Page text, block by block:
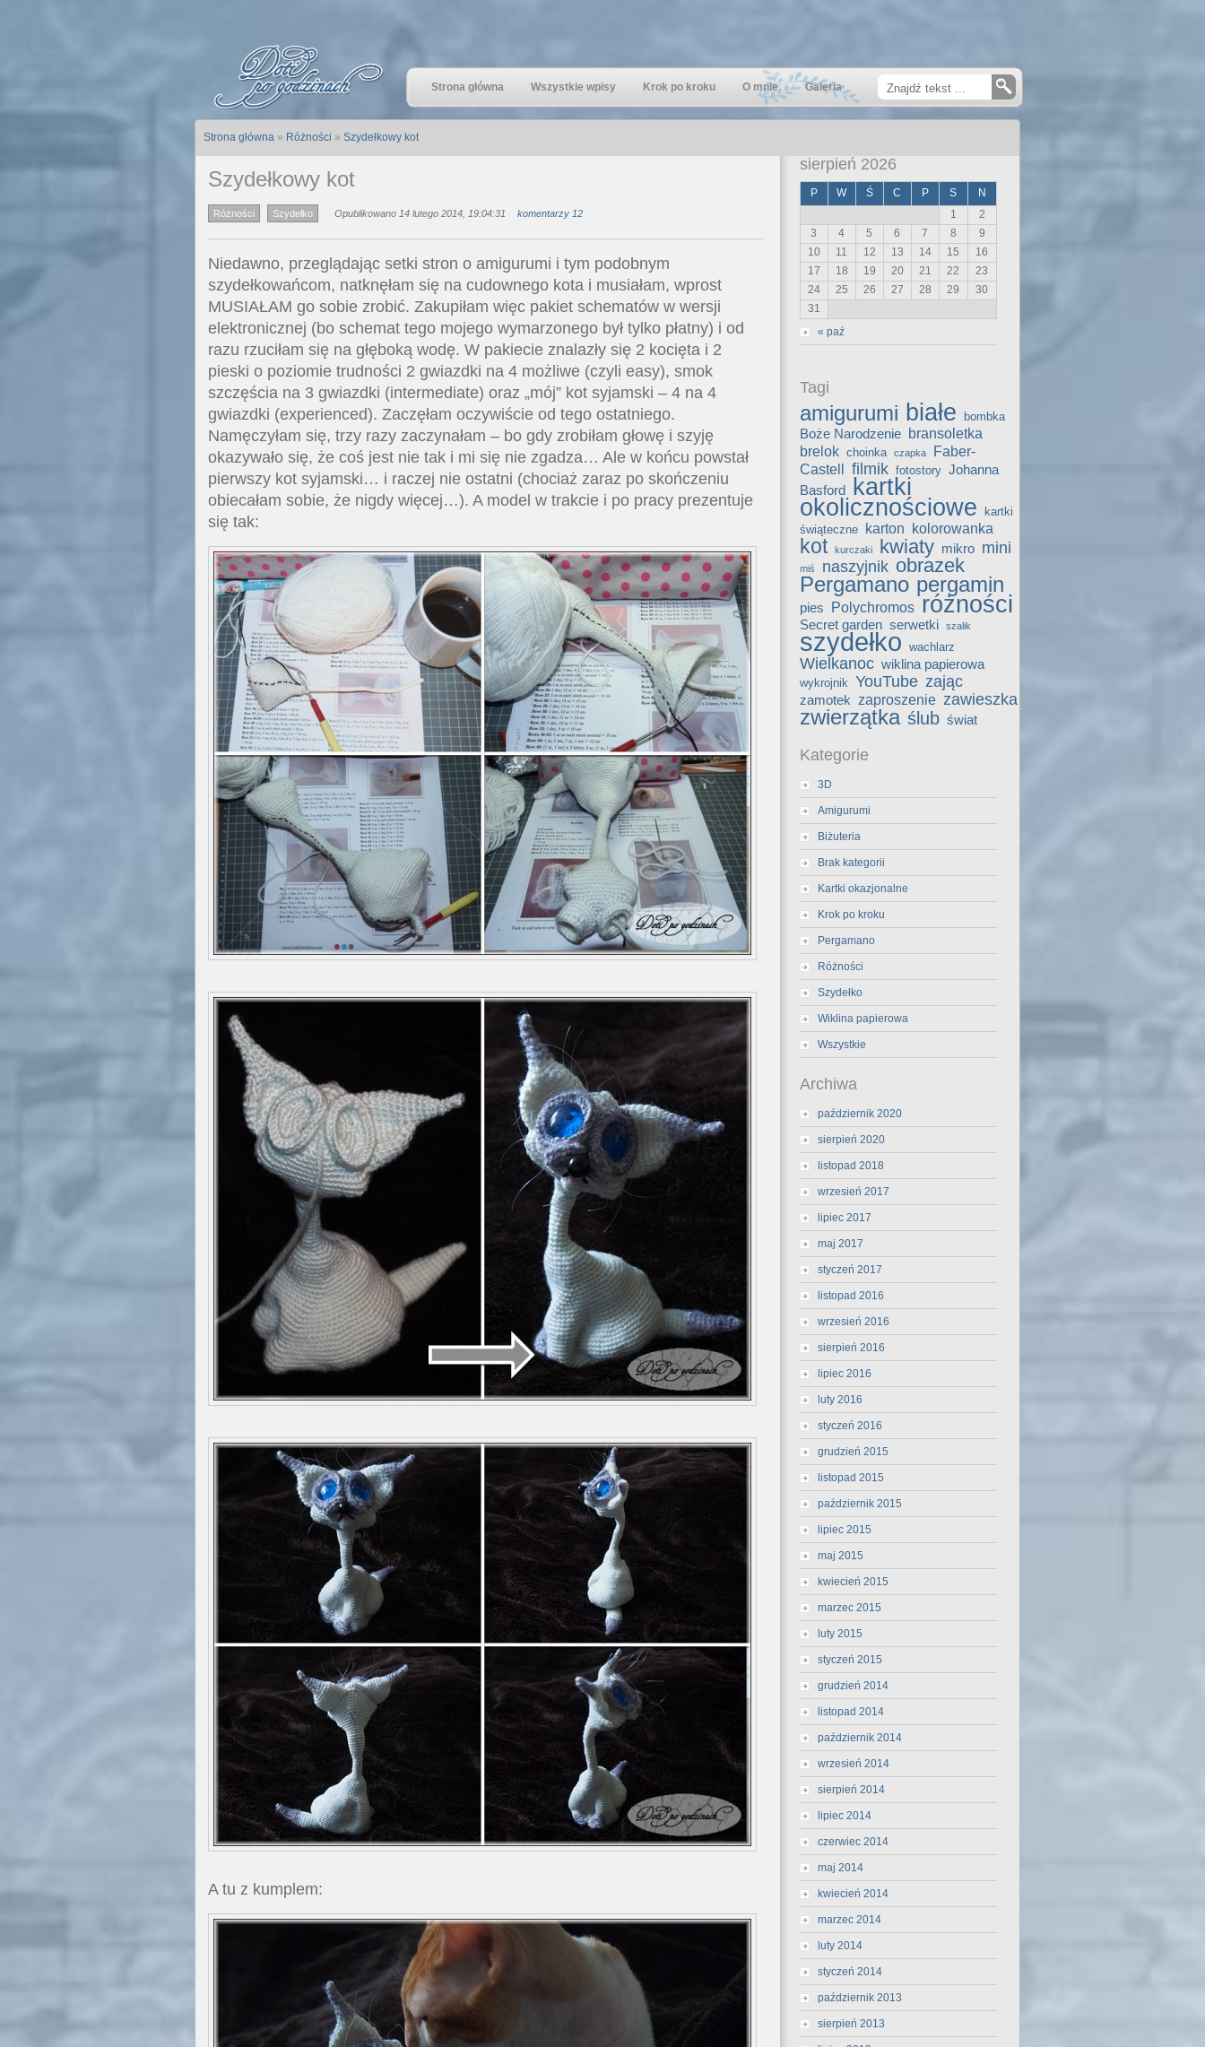
Strona główna Wszystkie wpisy Krok po kroku O mnie Galeria
Strona główna» Różności » Szydełkowy kot
Szydełkowy kot
Różności Szydełko Opublikowano 14 lutego 2014, 19:04:31 komentarzy 12
Niedawno, przeglądając setki stron o amigurumi i tym podobnym
szydełkowańcom, natknęłam się na cudownego kota i musiałam, wprost
MUSIAŁAM go sobie zrobić. Zakupiłam więc pakiet schematów w wersji
elektronicznej (bo schemat tego mojego wymarzonego był tylko płatny) i od
razu rzuciłam się na głęboką wodę. W pakiecie znalazły się 2 kocięta i 2
pieski o poziomie trudności 2 gwiazdki na 4 możliwe (czyli easy), smok
szczęścia na 3 gwiazdki (intermediate) oraz „mój” kot syjamski – 4 na 4
gwiazdki (experienced). Zaczęłam oczywiście od tego ostatniego.
Namęczyłam się, trzy razy zaczynałam – bo gdy zrobiłam głowę i szyję
okazywało się, że coś jest nie tak i mi się nie zgadza… Ale w końcu powstał
pierwszy kot syjamski… i raczej nie ostatni (chociaż zaraz po skończeniu
obiecałam sobie, że nigdy więcej…). A model w trakcie i po pracy prezentuje
się tak:
A tu z kumplem:
sierpień 2026
P W Ś C P S
N
1
2
3
4 5 6 7 8
9
10
11 12 13 14 15
16
17
18 19 20 21 22
23
24
25 26 27 28 29
30
31
« paź
Tagi
amigurumi białe bombka
Boże Narodzenie bransoletka
brelok choinka czapka
Faber-
Castell filmik fotostory Johanna
Basford
kartki
okolicznościowe
kartki
świąteczne
karton kolorowanka
kot kurczaki kwiaty mikro mini
miś naszyjnik obrazek
Pergamano pergamin
pies Polychromos różności
Secret garden serwetki szalik
szydełko wachlarz
Wielkanoc wiklina papierowa
wykrojnik YouTube zając
zamotek zaproszenie zawieszka
zwierzątka ślub świat
Kategorie
3D
Amigurumi
Biżuteria
Brak kategorii
Kartki okazjonalne
Krok po kroku
Pergamano
Różności
Szydełko
Wiklina papierowa
Wszystkie
Archiwa
październik 2020
sierpień 2020
listopad 2018
wrzesień 2017
lipiec 2017
maj 2017
styczeń 2017
listopad 2016
wrzesień 2016
sierpień 2016
lipiec 2016
luty 2016
styczeń 2016
grudzień 2015
listopad 2015
październik 2015
lipiec 2015
maj 2015
kwiecień 2015
marzec 2015
luty 2015
styczeń 2015
grudzień 2014
listopad 2014
październik 2014
wrzesień 2014
sierpień 2014
lipiec 2014
czerwiec 2014
maj 2014
kwiecień 2014
marzec 2014
luty 2014
styczeń 2014
październik 2013
sierpień 2013